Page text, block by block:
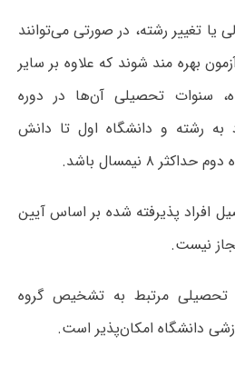
یا تغییر رشته، در صورتی می‌توانند
بهره مند شوند که علاوه بر سایر
سنوات تحصیلی آن‌ها در دوره
به رشته و دانشگاه اول تا دانش
۸ نیمسال باشد.
افراد پذیرفته شده بر اساس آیین
نیست.
مرتبط به تشخیص گروه
دانشگاه امکان‌پذیر است.